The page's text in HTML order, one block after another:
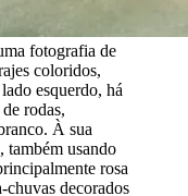
fotografia de
coloridos,
esquerdo, há
rodas,
À sua
também usando
rosa
chuvas decorados